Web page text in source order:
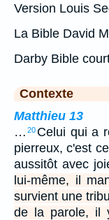
Version Louis
La Bible David
Darby Bible
Contexte
Matthieu 13
… 20 Celui qui a
pierreux, c'est
aussitôt avec
lui-même, il
survient une
de la parole, il